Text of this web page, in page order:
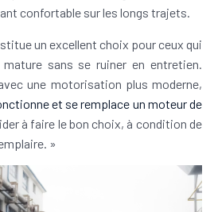
confortable sur les longs trajets.
un excellent choix pour ceux qui
sans se ruiner en entretien.
une motorisation plus moderne,
et se remplace un moteur de
à faire le bon choix, à condition de
»